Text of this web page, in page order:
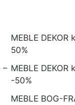
MEBLE
50%
– MEBLE
-50%
MEBLE BOG-